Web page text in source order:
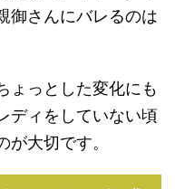
御さんにバレるのは
ょっとした変化にも
ディをしていない頃
大切です。